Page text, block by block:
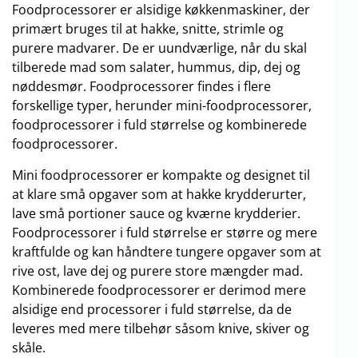
Foodprocessorer er alsidige køkkenmaskiner, der
primært bruges til at hakke, snitte, strimle og
purere madvarer. De er uundværlige, når du skal
tilberede mad som salater, hummus, dip, dej og
nøddesmør. Foodprocessorer findes i flere
forskellige typer, herunder mini-foodprocessorer,
foodprocessorer i fuld størrelse og kombinerede
foodprocessorer.
Mini foodprocessorer er kompakte og designet til
at klare små opgaver som at hakke krydderurter,
lave små portioner sauce og kværne krydderier.
Foodprocessorer i fuld størrelse er større og mere
kraftfulde og kan håndtere tungere opgaver som at
rive ost, lave dej og purere store mængder mad.
Kombinerede foodprocessorer er derimod mere
alsidige end processorer i fuld størrelse, da de
leveres med mere tilbehør såsom knive, skiver og
skåle.